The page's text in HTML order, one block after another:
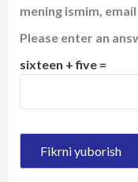
mening ismim,
Please enter an
sixteen + five =